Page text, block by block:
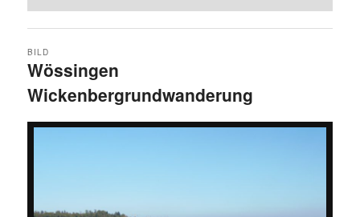
Wössingen
Wickenbergrundwanderung
BILD